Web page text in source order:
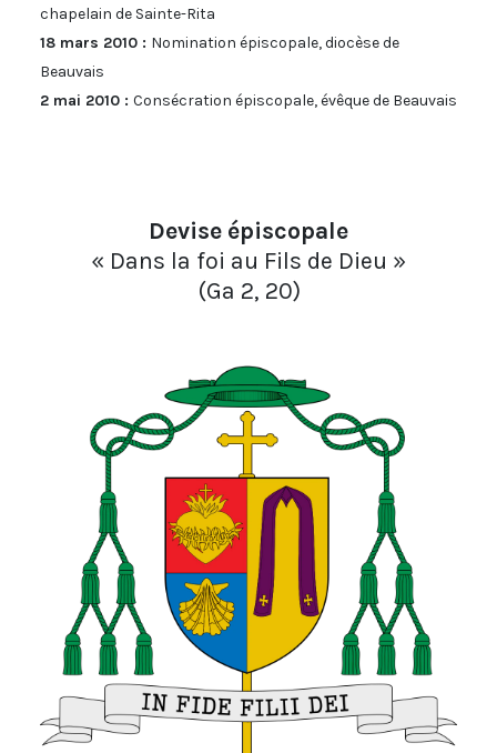
chapelain de Sainte-Rita
18 mars 2010 : Nomination épiscopale, diocèse de
Beauvais
2 mai 2010 : Consécration épiscopale, évêque de Beauvais
Devise épiscopale
« Dans la foi au Fils de Dieu »
(Ga 2, 20)